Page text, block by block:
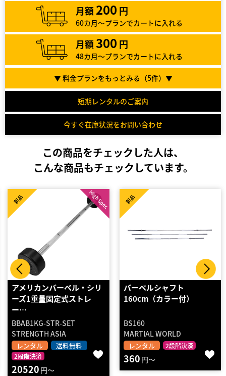
月額 200 円
60カ月～プランでカートに入れる
月額300 円
48カ月～プランでカートに入れる
▼ 料金プランをもっとみる（5件）▼
短期レンタルのご案内
今すぐ在庫状況をお問い合わせ
この商品をチェックした人は、
こんな商品もチェックしています。
バーベルシャフト
160cm（カラー付）
BS160
MARTIAL WORLD
レンタル 2段階決済
新品
360円～
アメリカンバーベル・シリ
ーズ1重量固定式EZバー…
BBAB1KG-EZ-50
STRENGTH ASIA
レンタル 送料無料
2段階決済
新品
3300円～